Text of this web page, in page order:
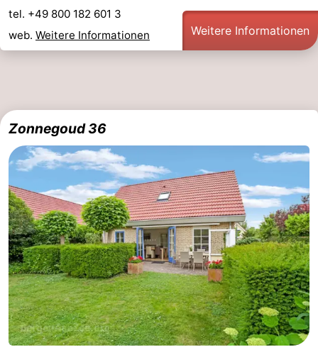
tel. +49 800 182 601 3
web. Weitere Informationen Weitere Informationen
Zonnegoud 36